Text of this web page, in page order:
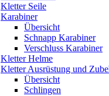
Kletter Seile
Karabiner
Übersicht
Schnapp Karabiner
Verschluss Karabiner
Kletter Helme
Kletter Ausrüstung und
Übersicht
Schlingen